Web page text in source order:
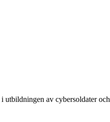
utbildningen av cybersoldater och